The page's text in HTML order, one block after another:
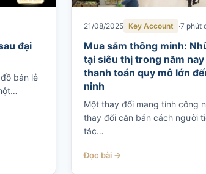
đại
bán lẻ
21/08/2025 Key Account 7 phút
Mua sắm thông minh:
tại siêu thị trong năm
thanh toán quy mô lớn
ninh
Một thay đổi mang tính công
thay đổi căn bản cách người
tác…
Đọc bài →